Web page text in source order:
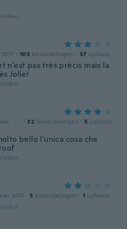
· 103 beoordelingen · 57 uploads
n'est pas très précis mais la
Jolie!
· 32 beoordelingen · 5 uploads
bello l'unica cosa che
2017 · 5 beoordelingen · 1 uploads